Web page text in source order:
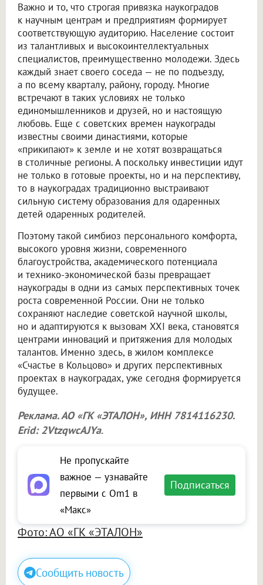
Важно и то, что строгая привязка наукоградов
к научным центрам и предприятиям формирует
соответствующую аудиторию. Население состоит
из талантливых и высокоинтеллектуальных
специалистов, преимущественно молодежи. Здесь
каждый знает своего соседа — не по подъезду,
а по всему кварталу, району, городу. Многие
встречают в таких условиях не только
единомышленников и друзей, но и настоящую
любовь. Еще с советских времен наукограды
известны своими династиями, которые
«прикипают» к земле и не хотят возвращаться
в столичные регионы. А поскольку инвестиции идут
не только в готовые проекты, но и на перспективу,
то в наукоградах традиционно выстраивают
сильную систему образования для одаренных
детей одаренных родителей.
Поэтому такой симбиоз персонального комфорта,
высокого уровня жизни, современного
благоустройства, академического потенциала
и технико-экономической базы превращает
наукограды в одни из самых перспективных точек
роста современной России. Они не только
сохраняют наследие советской научной школы,
но и адаптируются к вызовам XXI века, становятся
центрами инноваций и притяжения для молодых
талантов. Именно здесь, в жилом комплексе
«Счастье в Кольцово» и других перспективных
проектах в наукоградах, уже сегодня формируется
будущее.
Реклама. АО «ГК «ЭТАЛОН», ИНН 7814116230.
Erid: 2VtzqwcAJYa.
Не пропускайте
важное — узнавайте
первыми с Om1 в
«Макс»
Подписаться
Фото: АО «ГК «ЭТАЛОН»
Сообщить новость